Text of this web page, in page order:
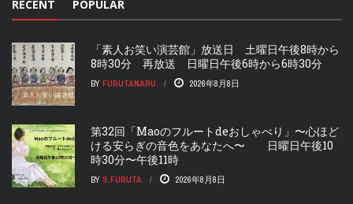
RECENT POPULAR
「素人お笑い演芸館」放送日 土曜日午後8時から
8時30分 再放送 日曜日午後6時から6時30分
BY FURUTANARU 2026年8月8日
第32回「Maoのフルートdeおしゃべり」〜心ほど
ける安らぎの音色をあなたへ〜 日曜日午後10
時30分〜午後11時
BY S.FURUTA 2026年8月8日